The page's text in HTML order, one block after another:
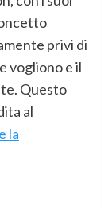
privi di
vogliono e il
Questo
al
la